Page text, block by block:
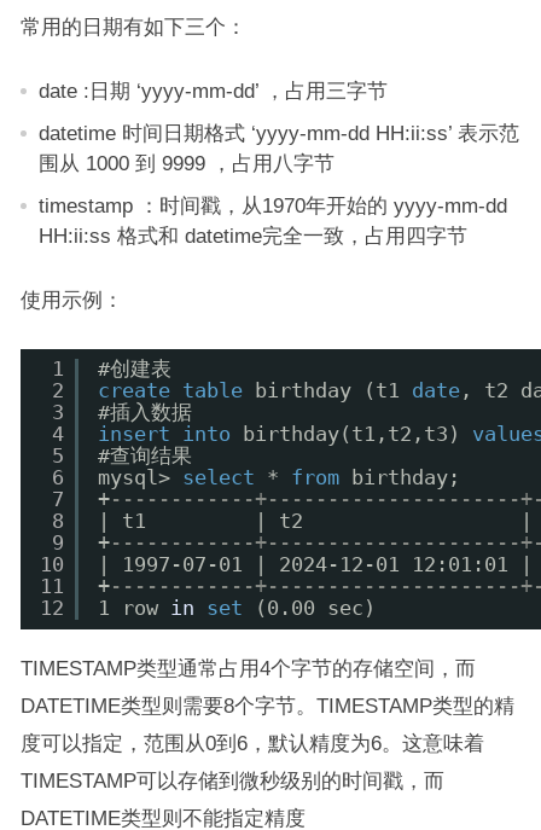
常用的日期有如下三个：
date :日期 ‘yyyy-mm-dd’ ，占用三字节
datetime 时间日期格式 ‘yyyy-mm-dd HH:ii:ss’ 表示范
围从 1000 到 9999 ，占用八字节
timestamp ：时间戳，从1970年开始的 yyyy-mm-dd
HH:ii:ss 格式和 datetime完全一致，占用四字节
使用示例：
1
2
3
4
5
6
7
8
9
10
11
12
#创建表
create table birthday (t1 date , t2
#插入数据
insert
into birthday(t1,t2,t3)
#查询结果
mysql> select * from
birthday;
+------------+---------------------
| t1         | t2                  |
+------------+---------------------
| 1997-07-01 | 2024-12-01 12:01:01
+------------+---------------------
1 row in set (0.00 sec)
TIMESTAMP类型通常占用4个字节的存储空间，而
DATETIME类型则需要8个字节。TIMESTAMP类型的精
度可以指定，范围从0到6，默认精度为6。这意味着
TIMESTAMP可以存储到微秒级别的时间戳，而
DATETIME类型则不能指定精度